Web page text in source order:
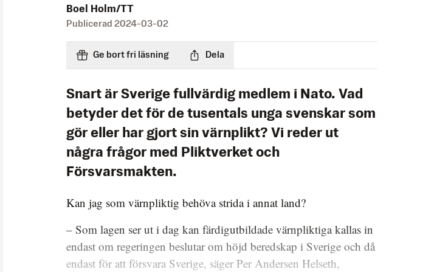
Boel Holm/TT
Publicerad 2024-03-02
Ge bort fri läsning Dela
Snart är Sverige fullvärdig medlem i Nato. Vad
betyder det för de tusentals unga svenskar som
gör eller har gjort sin värnplikt? Vi reder ut
några frågor med Pliktverket och
Försvarsmakten.
Kan jag som värnpliktig behöva strida i annat land?
– Som lagen ser ut i dag kan färdigutbildade värnpliktiga kallas in
endast om regeringen beslutar om höjd beredskap i Sverige och då
endast för att försvara Sverige, säger Per Andersen Helseth,